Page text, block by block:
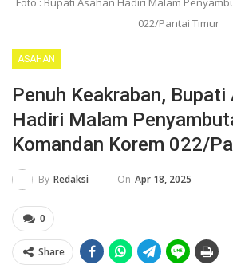
022/Pantai Timur
ASAHAN
Penuh Keakraban, Bupati
Hadiri Malam
Komandan Korem 022/
By Redaksi On Apr 18, 2025
0
Share